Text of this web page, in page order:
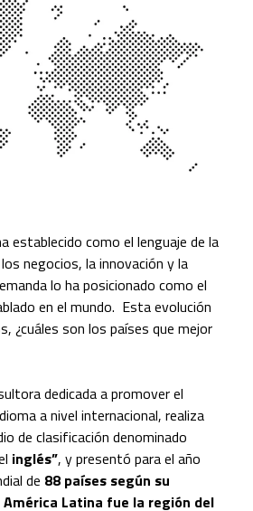
establecido como el lenguaje de la
negocios, la innovación y la
lo ha posicionado como el
en el mundo. Esta evolución
¿cuáles son los países que mejor
dedicada a promover el
a nivel internacional, realiza
de clasificación denominado
inglés”, y presentó para el año
de 88 países según su
Latina fue la región del